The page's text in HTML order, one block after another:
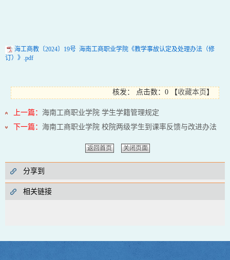
海工商教〔2024〕19号 海南工商职业学院《教学事故认定及处理办法（修
订）》.pdf
核发： 点击数：0 【收藏本页 】
上一篇： 海南工商职业学院 学生学籍管理规定
下一篇： 海南工商职业学院 校院两级学生到课率反馈与改进办法
返回首页 关闭页面
分享到
相关链接